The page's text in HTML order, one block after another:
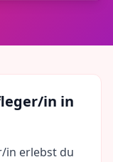
in in
in erlebst du